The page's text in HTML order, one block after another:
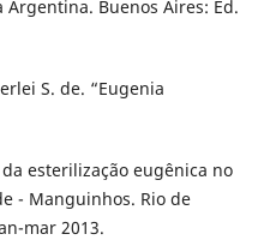
Argentina. Buenos Aires: Ed.
S. de. “Eugenia
esterilização eugênica no
- Manguinhos. Rio de
mar 2013.